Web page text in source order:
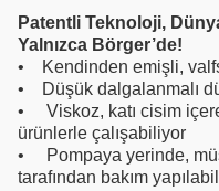
Patentli Teknoloji,
Yalnızca Börger’de!
• Kendinden emişli,
• Düşük dalgalanmalı
• Viskoz, katı cisim
ürünlerle çalışabiliyor
• Pompaya yerinde,
tarafından bakım